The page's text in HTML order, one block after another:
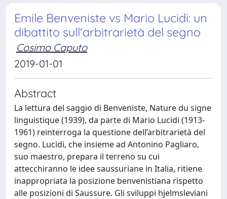
Emile Benveniste vs Mario Lucidi: un
dibattito sull'arbitrarietà del segno
Cosimo Caputo
2019-01-01
Abstract
La lettura del saggio di Benveniste, Nature du signe
linguistique (1939), da parte di Mario Lucidi (1913-
1961) reinterroga la questione dell’arbitrarietà del
segno. Lucidi, che insieme ad Antonino Pagliaro,
suo maestro, prepara il terreno su cui
attecchiranno le idee saussuriane in Italia, ritiene
inappropriata la posizione benvenistiana rispetto
alle posizioni di Saussure. Gli sviluppi hjelmsleviani